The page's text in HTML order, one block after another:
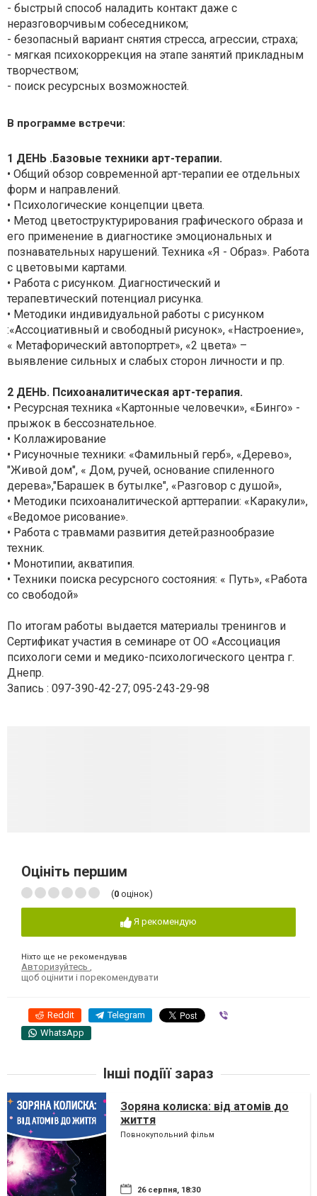
- быстрый способ наладить контакт даже с
неразговорчивым собеседником;
- безопасный вариант снятия стресса, агрессии, страха;
- мягкая психокоррекция на этапе занятий прикладным
творчеством;
- поиск ресурсных возможностей.
В программе встречи:
1 ДЕНЬ .Базовые техники арт-терапии.
• Общий обзор современной арт-терапии ее отдельных
форм и направлений.
• Психологические концепции цвета.
• Метод цветоструктурирования графического образа и
его применение в диагностике эмоциональных и
познавательных нарушений. Техника «Я - Образ». Работа
с цветовыми картами.
• Работа с рисунком. Диагностический и
терапевтический потенциал рисунка.
• Методики индивидуальной работы с рисунком
:«Ассоциативный и свободный рисунок», «Настроение»,
« Метафорический автопортрет», «2 цвета» –
выявление сильных и слабых сторон личности и пр.
2 ДЕНЬ. Психоаналитическая арт-терапия.
• Ресурсная техника «Картонные человечки», «Бинго» -
прыжок в бессознательное.
• Коллажирование
• Рисуночные техники: «Фамильный герб», «Дерево»,
"Живой дом", « Дом, ручей, основание спиленного
дерева»,"Барашек в бутылке", «Разговор с душой»,
• Методики психоаналитической арттерапии: «Каракули»,
«Ведомое рисование».
• Работа с травмами развития детей:разнообразие
техник.
• Монотипии, акватипия.
• Техники поиска ресурсного состояния: « Путь», «Работа
со свободой»
По итогам работы выдается материалы тренингов и
Сертификат участия в семинаре от ОО «Ассоциация
психологи семи и медико-психологического центра г.
Днепр.
Запись : 097-390-42-27; 095-243-29-98
Оцініть першим
(0 оцінок)
Я рекомендую
Ніхто ще не рекомендував
Авторизуйтесь
щоб оцінити і порекомендувати
Reddit Telegram
WhatsApp
Інші подіїї зараз
Зоряна колиска: від атомів до
життя
Повнокупольний фільм
26 серпня, 18:30